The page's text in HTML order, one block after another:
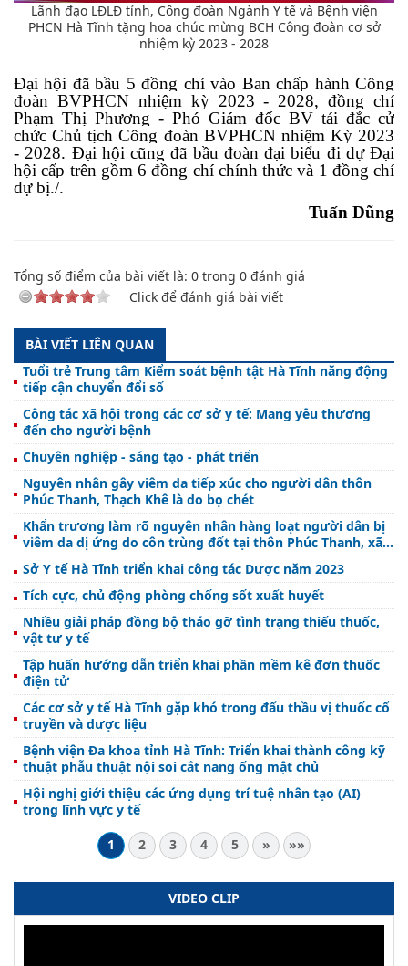
Lãnh đạo LĐLĐ tỉnh, Công đoàn Ngành Y tế và Bệnh viện
PHCN Hà Tĩnh tặng hoa chúc mừng BCH Công đoàn cơ sở
nhiệm kỳ 2023 - 2028
Đại hội đã bầu 5 đồng chí vào Ban chấp hành Công
đoàn BVPHCN nhiệm kỳ 2023 - 2028, đồng chí
Phạm Thị Phương - Phó Giám đốc BV tái đắc cử
chức Chủ tịch Công đoàn BVPHCN nhiệm Kỳ 2023
- 2028. Đại hội cũng đã bầu đoàn đại biểu đi dự Đại
hội cấp trên gồm 6 đồng chí chính thức và 1 đồng chí
dự bị./.
Tuấn Dũng
Tổng số điểm của bài viết là: 0 trong 0 đánh giá
Click để đánh giá bài viết
BÀI VIẾT LIÊN QUAN
Tuổi trẻ Trung tâm Kiểm soát bệnh tật Hà Tĩnh năng động
tiếp cận chuyển đổi số
Công tác xã hội trong các cơ sở y tế: Mang yêu thương
đến cho người bệnh
Chuyên nghiệp - sáng tạo - phát triển
Nguyên nhân gây viêm da tiếp xúc cho người dân thôn
Phúc Thanh, Thạch Khê là do bọ chét
Khẩn trương làm rõ nguyên nhân hàng loạt người dân bị
viêm da dị ứng do côn trùng đốt tại thôn Phúc Thanh, xã
Thạch Khê, huyện Thạch Hà
Sở Y tế Hà Tĩnh triển khai công tác Dược năm 2023
Tích cực, chủ động phòng chống sốt xuất huyết
Nhiều giải pháp đồng bộ tháo gỡ tình trạng thiếu thuốc,
vật tư y tế
Tập huấn hướng dẫn triển khai phần mềm kê đơn thuốc
điện tử
Các cơ sở y tế Hà Tĩnh gặp khó trong đấu thầu vị thuốc cổ
truyền và dược liệu
Bệnh viện Đa khoa tỉnh Hà Tĩnh: Triển khai thành công kỹ
thuật phẫu thuật nội soi cắt nang ống mật chủ
Hội nghị giới thiệu các ứng dụng trí tuệ nhân tạo (AI)
trong lĩnh vực y tế
1
2 3 4 5 » »»
VIDEO CLIP